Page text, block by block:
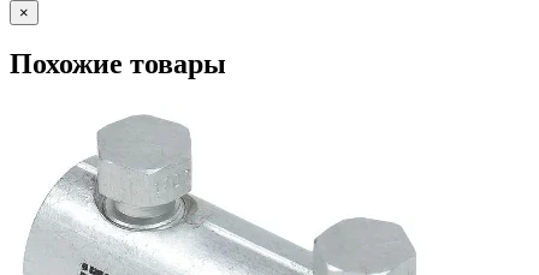
×
Похожие товары